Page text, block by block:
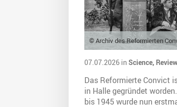
© Archiv des Reformierten
07.07.2026 in Science, Review
Das Reformierte Convict
in Halle gegründet
bis 1945 wurde nun